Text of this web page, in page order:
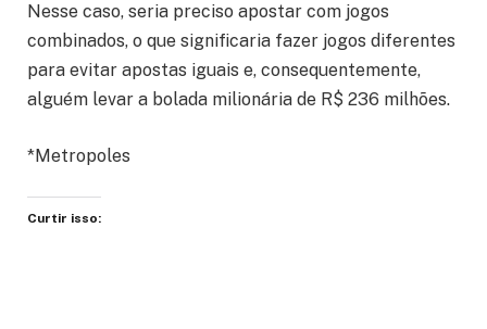
Nesse caso, seria preciso apostar com jogos
combinados, o que significaria fazer jogos diferentes
para evitar apostas iguais e, consequentemente,
alguém levar a bolada milionária de R$ 236 milhões.
*Metropoles
Curtir isso: